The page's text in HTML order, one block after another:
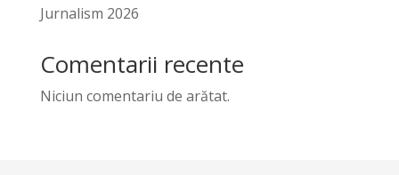
Jurnalism 2026
Comentarii recente
Niciun comentariu de arătat.